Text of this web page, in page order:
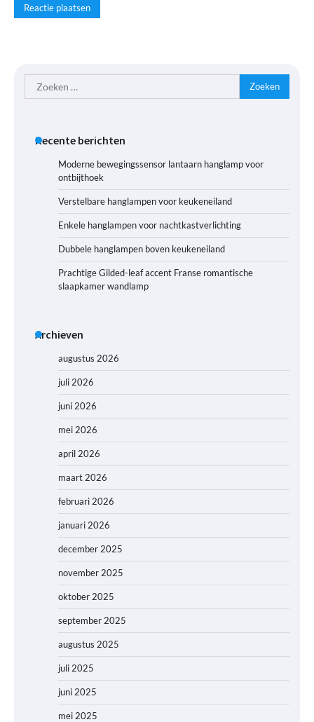
Zoeken
naar:
Recente berichten
Moderne bewegingssensor lantaarn hanglamp voor
ontbijthoek
Verstelbare hanglampen voor keukeneiland
Enkele hanglampen voor nachtkastverlichting
Dubbele hanglampen boven keukeneiland
Prachtige Gilded-leaf accent Franse romantische
slaapkamer wandlamp
Archieven
augustus 2026
juli 2026
juni 2026
mei 2026
april 2026
maart 2026
februari 2026
januari 2026
december 2025
november 2025
oktober 2025
september 2025
augustus 2025
juli 2025
juni 2025
mei 2025